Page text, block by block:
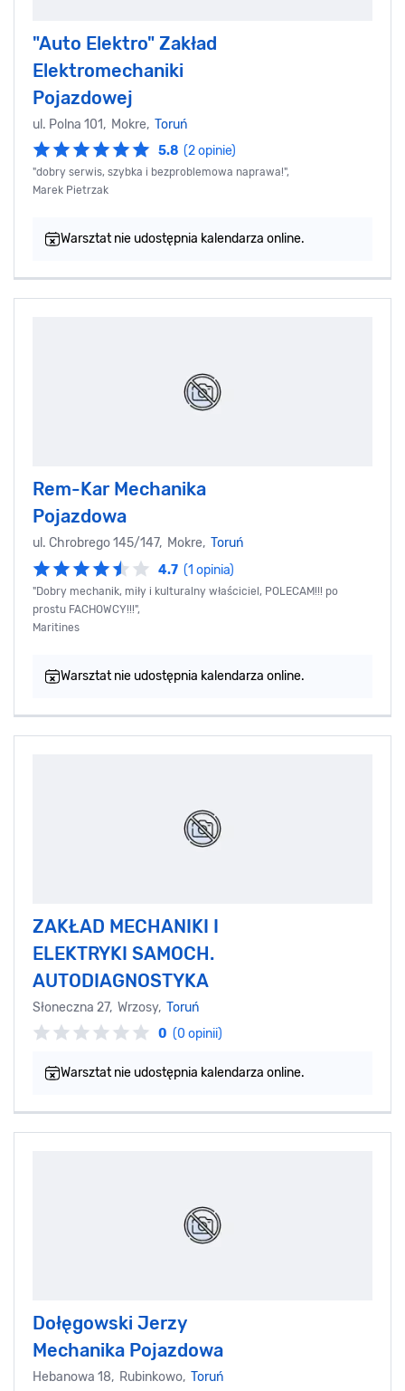
"Auto Elektro" Zakład
Elektromechaniki
Pojazdowej
ul. Polna 101, Mokre, Toruń
5.8 (2 opinie)
"dobry serwis, szybka i bezproblemowa naprawa!",
Marek Pietrzak
Warsztat nie udostępnia kalendarza online.
Rem-Kar Mechanika
Pojazdowa
ul. Chrobrego 145/147, Mokre, Toruń
4.7 (1 opinia)
"Dobry mechanik, miły i kulturalny właściciel, POLECAM!!! po
prostu FACHOWCY!!!",
Maritines
Warsztat nie udostępnia kalendarza online.
ZAKŁAD MECHANIKI I
ELEKTRYKI SAMOCH.
AUTODIAGNOSTYKA
Słoneczna 27, Wrzosy, Toruń
0 (0 opinii)
Warsztat nie udostępnia kalendarza online.
Dołęgowski Jerzy
Mechanika Pojazdowa
Hebanowa 18, Rubinkowo, Toruń